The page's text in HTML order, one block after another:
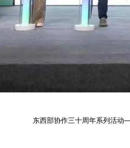
东西部协作三十周年系列活动